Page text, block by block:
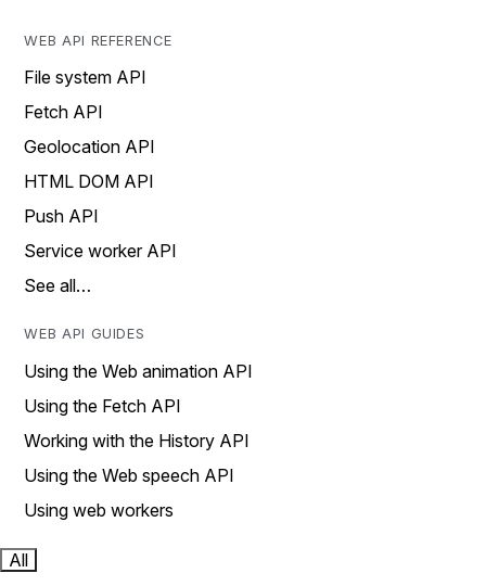
WEB API REFERENCE
File system API
Fetch API
Geolocation API
HTML DOM API
Push API
Service worker API
See all…
WEB API GUIDES
Using the Web animation API
Using the Fetch API
Working with the History API
Using the Web speech API
Using web workers
All